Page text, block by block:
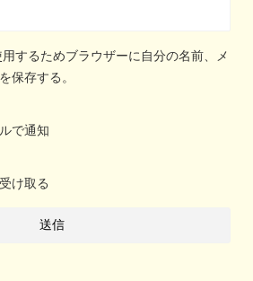
するためブラウザーに自分の名前、メ
保存する。
で通知
け取る